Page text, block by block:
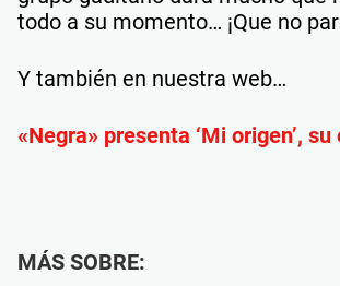
todo a su momento… ¡Que no
Y también en nuestra web…
«Negra» presenta ‘Mi origen’,
MÁS SOBRE: